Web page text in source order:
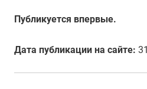
Публикуется впервые.
Дата публикации на сайте: